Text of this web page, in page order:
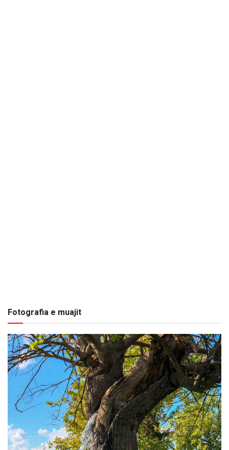
Fotografia e muajit